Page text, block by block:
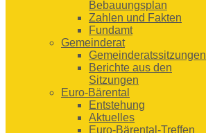
Bebauungsplan
Zahlen und Fakten
Fundamt
Gemeinderat
Gemeinderatssitzungen
Berichte aus den
Sitzungen
Euro-Bärental
Entstehung
Aktuelles
Euro-Bärental-Treffen